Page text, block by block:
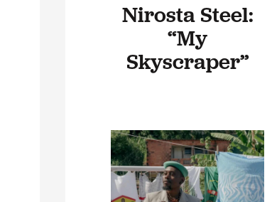
Nirosta Steel:
“My
Skyscraper”